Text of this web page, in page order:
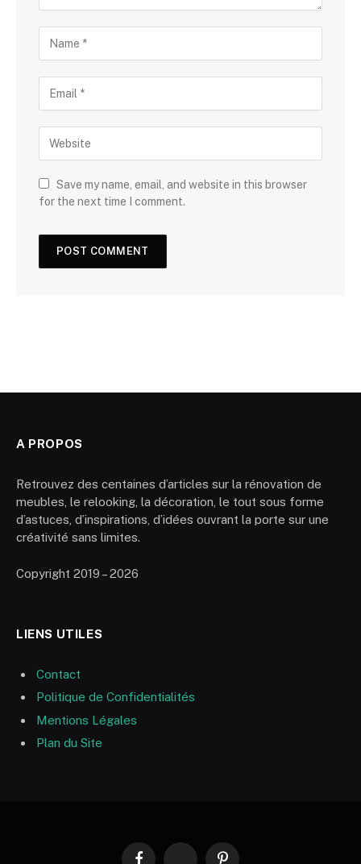
Save my name, email, and website in this browser
for the next time I comment.
A PROPOS
Retrouvez des centaines d’articles sur la rénovation de
meubles, le relooking, la décoration, le tout sous forme
d’astuces, d’inspirations, d’idées ouvrant la porte sur une
créativité sans limites.
Copyright 2019 – 2026
LIENS UTILES
Contact
Politique de Confidentialités
Mentions Légales
Plan du Site